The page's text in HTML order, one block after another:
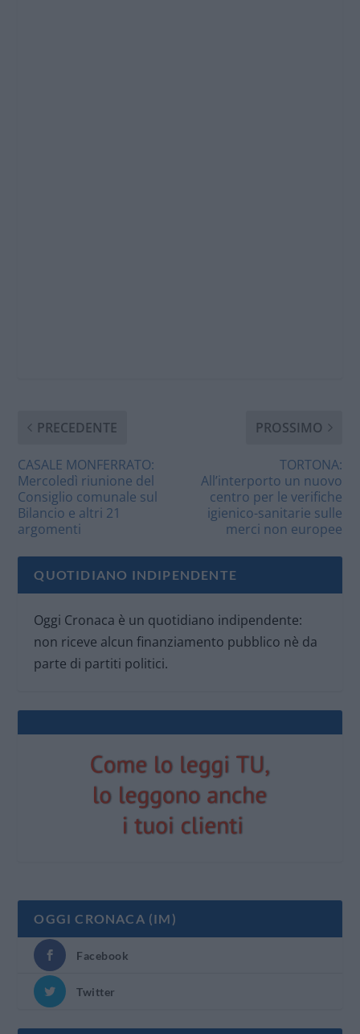
PRECEDENTE
CASALE MONFERRATO:
Mercoledì riunione del
Consiglio comunale sul
Bilancio e altri 21
argomenti
PROSSIMO
TORTONA:
All’interporto un nuovo
centro per le verifiche
igienico-sanitarie sulle
merci non europee
QUOTIDIANO INDIPENDENTE
Oggi Cronaca è un quotidiano indipendente:
non riceve alcun finanziamento pubblico nè da
parte di partiti politici.
OGGI CRONACA (IM)
Facebook
Twitter